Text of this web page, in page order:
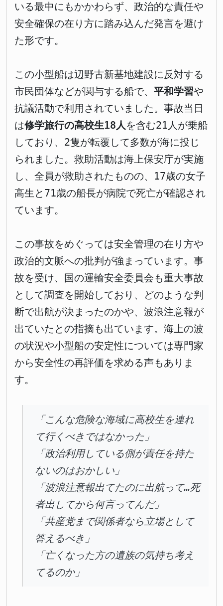
いる最中にもかかわらず、政治的な責任や
安全確保の在り方に踏み込んだ発言を避け
た形です。
この小型船は辺野古新基地建設に反対する
市民団体などが関与する船で、 平和学習や
抗議活動で利用されていました。事故当日
は修学旅行の高校生18人を含む21人が乗船
しており、2隻が転覆して多数が海に投じ
られました。救助活動は海上保安庁が実施
し、全員が救助されたものの、17歳の女子
高生と71歳の船長が病院で死亡が確認され
ています。
この事故をめぐっては安全管理の在り方や
政治的文脈への批判が強まっています。事
故を受け、国の運輸安全委員会も重大事故
として調査を開始しており、どのような判
断で出航が決まったのかや、波浪注意報が
出ていたとの指摘も出ています。海上の波
の状況や小型船の安定性については専門家
から安全性の再評価を求める声もありま
す。
「こんな危険な海域に高校生を連れ
て行くべきではなかった」
「政治利用している側が責任を持た
ないのはおかしい」
「波浪注意報出てたのに出航って…死
者出してから何言ってんだ」
「共産党まで関係者なら立場として
答えるべき」
「亡くなった方の遺族の気持ち考え
てるのか」